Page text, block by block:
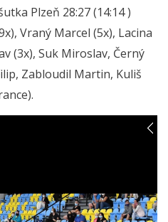
Plzeň 28:27 (14:14 )
Vraný Marcel (5x), Lacina
(3x), Suk Miroslav, Černý
Zabloudil Martin, Kuliš